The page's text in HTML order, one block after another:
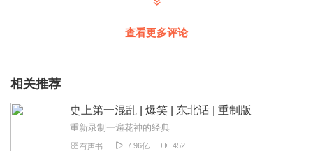
XIANG1312
原来主播开了新专辑，虽然之前有人讲过，但烂尾了，希望
主播顺利讲完。
查看更多评论
相关推荐
史上第一混乱 | 爆笑 | 东北话 | 重制版
重新录制一遍花神的经典
有声书 7.96亿 452